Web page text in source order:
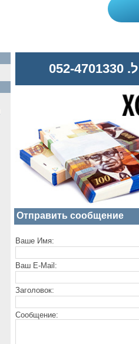
Отправить сообщение
Ваше Имя:
Ваш E-Mail:
Заголовок:
Сообщение: